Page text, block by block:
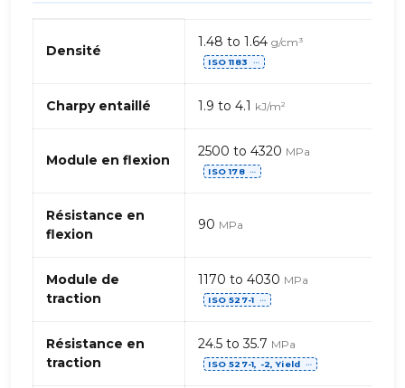
mécaniques
Acetal
POM
de
verre
Densité
1.48 to 1.64 g/cm³
ISO 1183 ⋯
Charpy entaillé 1.9 to 4.1 kJ/m²
Module en flexion
2500 to 4320 MPa
ISO 178 ⋯
Résistance en
flexion
90 MPa
Module de
traction
1170 to 4030 MPa
ISO 527-1 ⋯
Résistance en
traction
24.5 to 35.7 MPa
ISO 527-1, -2, Yield ⋯